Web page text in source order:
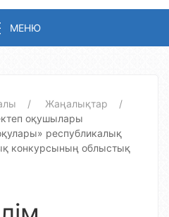
МЕНЮ
Жаңалықтар
оқушылары
республикалық
конкурсының облыстық